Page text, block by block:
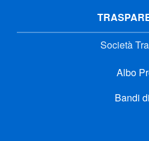
Società
Albo
Bandi